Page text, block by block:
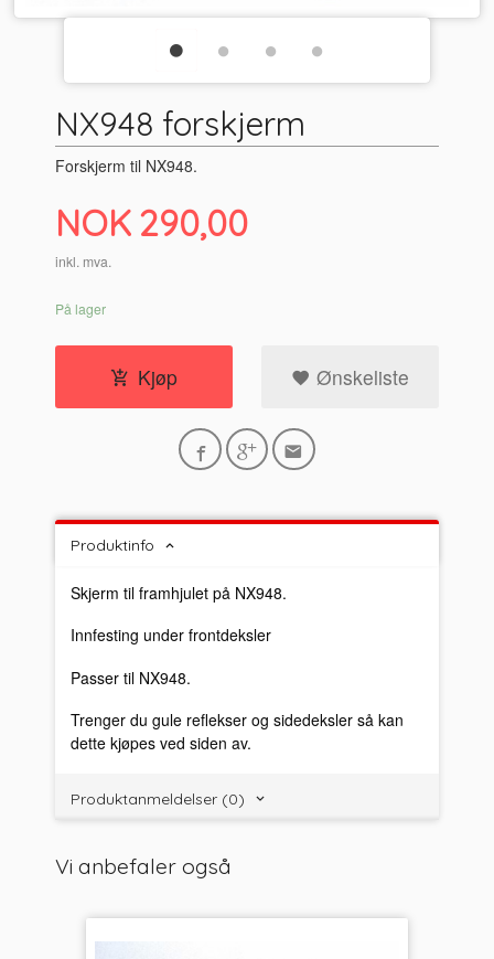
NX948 forskjerm
Forskjerm til NX948.
Pris
NOK 290,00
inkl. mva.
På lager
Kjøp Ønskeliste
Produktinfo
Skjerm til framhjulet på NX948.
Innfesting under frontdeksler
Passer til NX948.
Trenger du gule reflekser og sidedeksler så kan
dette kjøpes ved siden av.
Produktanmeldelser (0)
Vi anbefaler også